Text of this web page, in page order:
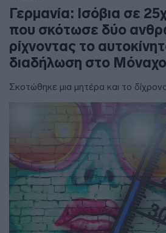
Γερμανία: Ισόβια σε
που σκότωσε δύο
ρίχνοντας το
διαδήλωση στο Μόναχο
Σκοτώθηκε μια μητέρα και το